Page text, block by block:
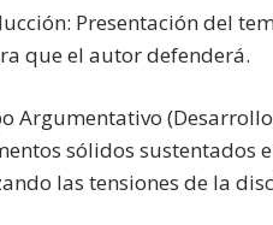
Presentación del
que el autor defenderá.
Argumentativo
sólidos sustentados
las tensiones de la